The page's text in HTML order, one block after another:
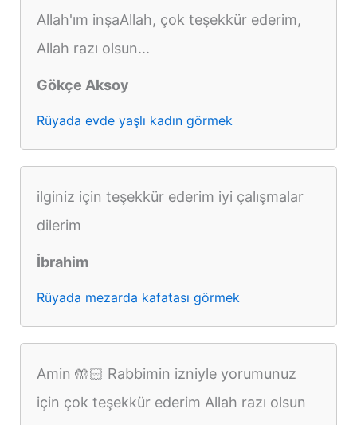
Allah'ım inşaAllah, çok teşekkür ederim,
Allah razı olsun...
Gökçe Aksoy
Rüyada evde yaşlı kadın görmek
ilginiz için teşekkür ederim iyi çalışmalar
dilerim
İbrahim
Rüyada mezarda kafatası görmek
Amin 🤲🏻 Rabbimin izniyle yorumunuz
için çok teşekkür ederim Allah razı olsun